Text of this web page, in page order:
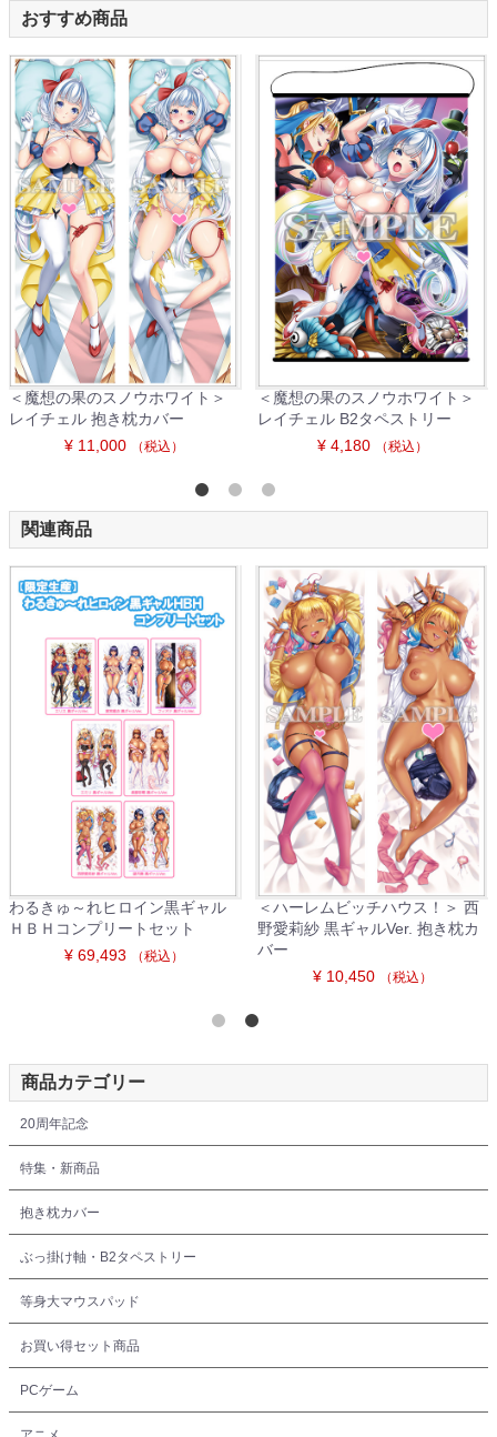
おすすめ商品
＜魔想の果のスノウホワイト＞
レイチェル 抱き枕カバー
¥ 11,000
（税込）
＜魔想の果のスノウホワイト＞
レイチェル B2タペストリー
¥ 4,180
（税込）
関連商品
＞ 西
き枕カ
＜魔王が遺した刻淫～帰城と言
う名のイキ地獄～＞ エリス・ヒ
ルデブラント 黒ギャルVer. 抱き
＜魔法少女リオナ☆フ
フィオナ・アイビス 黒
¥ 10,450
商品カテゴリー
20周年記念
特集・新商品
抱き枕カバー
ぶっ掛け軸・B2タペストリー
等身大マウスパッド
お買い得セット商品
PCゲーム